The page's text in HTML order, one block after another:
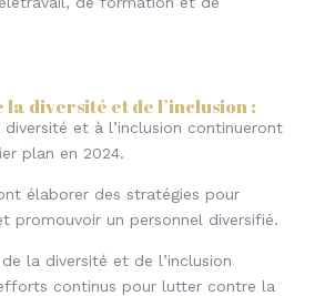
la diversité et de l’inclusion:
diversité et à l’inclusion continueront
plan en 2024.
élaborer des stratégies pour
promouvoir un personnel diversifié.
la diversité et de l’inclusion
continus pour lutter contre la